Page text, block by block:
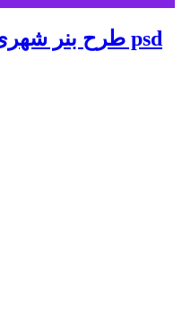
طرح بنر شهری مراسم عزاداری محرم psd